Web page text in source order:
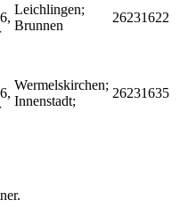
Leichlingen;
Brunnen
26231622
Wermelskirchen;
Innenstadt;
26231635